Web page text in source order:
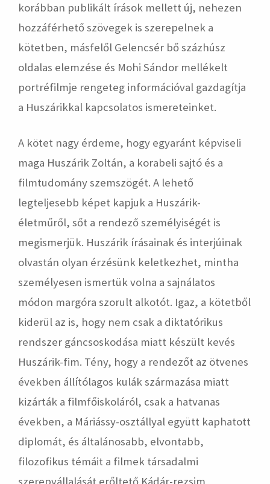
korábban publikált írások mellett új, nehezen
hozzáférhető szövegek is szerepelnek a
kötetben, másfelől Gelencsér bő százhúsz
oldalas elemzése és Mohi Sándor mellékelt
portréfilmje rengeteg információval gazdagítja
a Huszárikkal kapcsolatos ismereteinket.
A kötet nagy érdeme, hogy egyaránt képviseli
maga Huszárik Zoltán, a korabeli sajtó és a
filmtudomány szemszögét. A lehető
legteljesebb képet kapjuk a Huszárik-
életműről, sőt a rendező személyiségét is
megismerjük. Huszárik írásainak és interjúinak
olvastán olyan érzésünk keletkezhet, mintha
személyesen ismertük volna a sajnálatos
módon margóra szorult alkotót. Igaz, a kötetből
kiderül az is, hogy nem csak a diktatórikus
rendszer gáncsoskodása miatt készült kevés
Huszárik-fim. Tény, hogy a rendezőt az ötvenes
években állítólagos kulák származása miatt
kizárták a filmfőiskoláról, csak a hatvanas
években, a Máriássy-osztállyal együtt kaphatott
diplomát, és általánosabb, elvontabb,
filozofikus témáit a filmek társadalmi